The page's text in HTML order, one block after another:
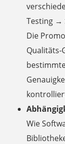
Testing →
Die
Qualitäts-
Wie